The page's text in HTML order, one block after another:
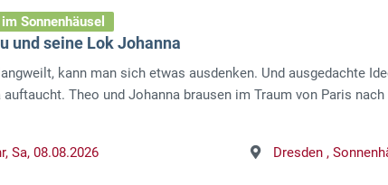
Sonnenhäusel
und seine Lok Johanna
kann man sich etwas ausdenken. Und ausgedachte
Theo und Johanna brausen im Traum von Paris
Sa, 08.08.2026 Dresden ,